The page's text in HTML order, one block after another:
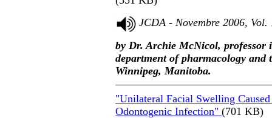
JCDA - Novembre 2006, Vol.
by Dr. Archie McNicol, professor
department of pharmacology
Winnipeg, Manitoba.
"Unilateral Facial Swelling
Odontogenic Infection" (701 KB)